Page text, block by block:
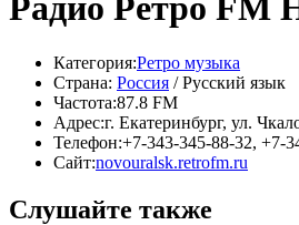
Радио Ретро FM
Категория:Ретро музыка
Страна: Россия / Русский язык
Частота:87.8 FM
Адрес:г. Екатеринбург, ул.
Телефон:+7-343-345-88-32, +7-
Сайт:novouralsk.retrofm.ru
Слушайте также